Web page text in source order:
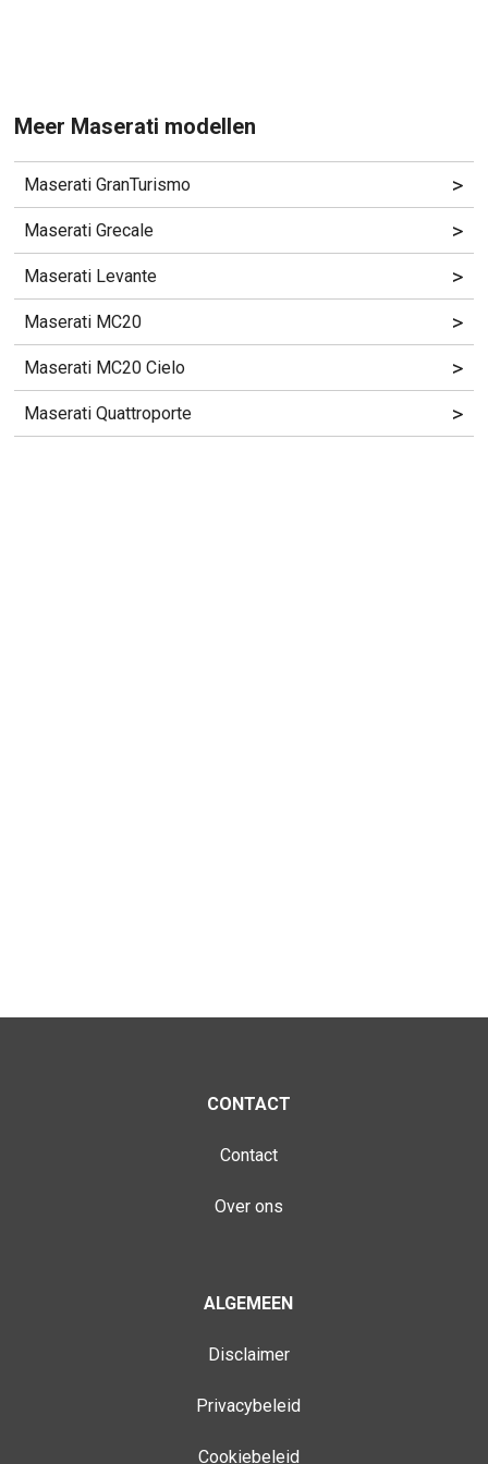
Meer Maserati modellen
Maserati GranTurismo >
Maserati Grecale >
Maserati Levante >
Maserati MC20 >
Maserati MC20 Cielo >
Maserati Quattroporte >
CONTACT
Contact
Over ons
ALGEMEEN
Disclaimer
Privacybeleid
Cookiebeleid